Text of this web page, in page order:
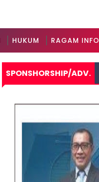
HUKUM RAGAM INFO
SPONSHORSHIP/ADV.